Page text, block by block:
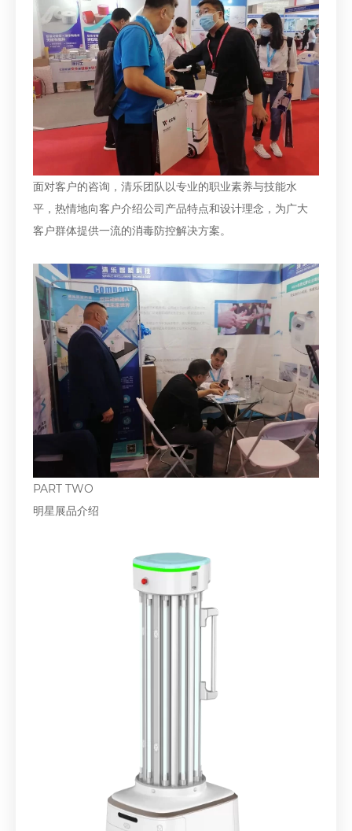
面对客户的咨询，清乐团队以专业的职业素养与技能水
平，热情地向客户介绍公司产品特点和设计理念，为广大
客户群体提供一流的消毒防控解决方案。
PART TWO
明星展品介绍